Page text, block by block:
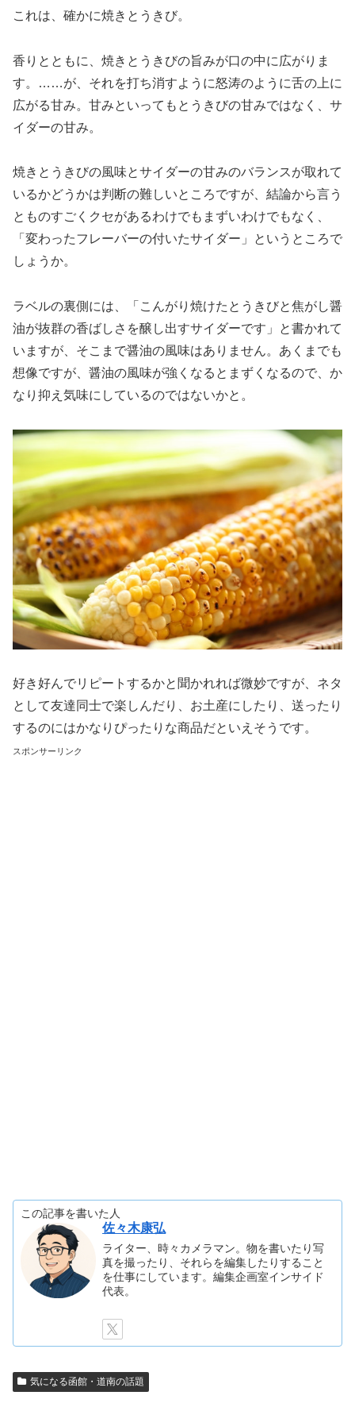
これは、確かに焼きとうきび。
香りとともに、焼きとうきびの旨みが口の中に広がりま
す。……が、それを打ち消すように怒涛のように舌の上に
広がる甘み。甘みといってもとうきびの甘みではなく、サ
イダーの甘み。
焼きとうきびの風味とサイダーの甘みのバランスが取れて
いるかどうかは判断の難しいところですが、結論から言う
とものすごくクセがあるわけでもまずいわけでもなく、
「変わったフレーバーの付いたサイダー」というところで
しょうか。
ラベルの裏側には、「こんがり焼けたとうきびと焦がし醤
油が抜群の香ばしさを醸し出すサイダーです」と書かれて
いますが、そこまで醤油の風味はありません。あくまでも
想像ですが、醤油の風味が強くなるとまずくなるので、か
なり抑え気味にしているのではないかと。
好き好んでリピートするかと聞かれれば微妙ですが、ネタ
として友達同士で楽しんだり、お土産にしたり、送ったり
するのにはかなりぴったりな商品だといえそうです。
スポンサーリンク
この記事を書いた人
佐々木康弘
ライター、時々カメラマン。物を書いたり写
真を撮ったり、それらを編集したりすること
を仕事にしています。編集企画室インサイド
代表。
気になる函館・道南の話題